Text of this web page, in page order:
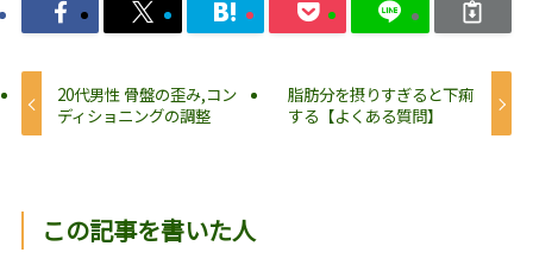
20代男性 骨盤の歪み,コン
ディショニングの調整
脂肪分を摂りすぎると下痢
する【よくある質問】
この記事を書いた人